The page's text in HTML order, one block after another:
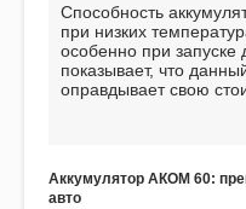
Способность
при низких
особенно при
показывает, что
оправдывает свою
пожалел. Считаю, что
Аккумулятор АКОМ 60:
авто